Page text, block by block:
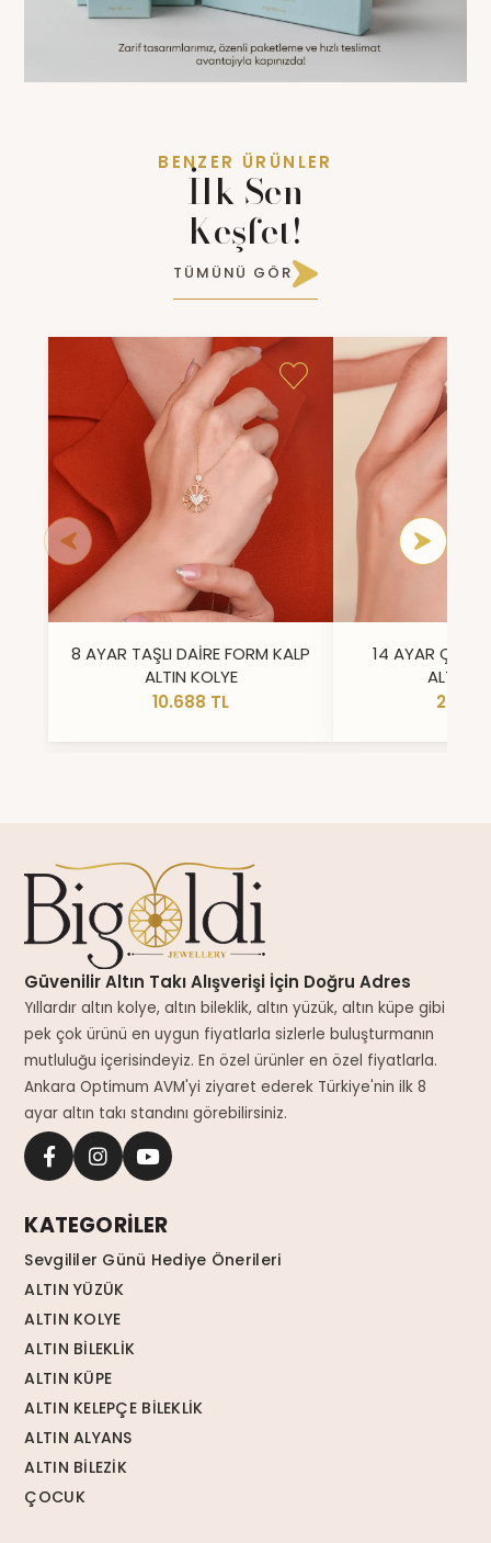
BENZER ÜRÜNLER
İlk Sen
Keşfet!
TÜMÜNÜ GÖR
8 AYAR TAŞLI DAİRE FORM KALP
ALTIN KOLYE
10.688 TL
14 AYAR ÇİFT
ALTIN
Güvenilir Altın Takı Alışverişi İçin Doğru Adres
Yıllardır altın kolye, altın bileklik, altın yüzük, altın küpe gibi
pek çok ürünü en uygun fiyatlarla sizlerle buluşturmanın
mutluluğu içerisindeyiz. En özel ürünler en özel fiyatlarla.
Ankara Optimum AVM'yi ziyaret ederek Türkiye'nin ilk 8
ayar altın takı standını görebilirsiniz.
KATEGORİLER
Sevgililer Günü Hediye Önerileri
ALTIN YÜZÜK
ALTIN KOLYE
ALTIN BİLEKLİK
ALTIN KÜPE
ALTIN KELEPÇE BİLEKLİK
ALTIN ALYANS
ALTIN BİLEZİK
ÇOCUK